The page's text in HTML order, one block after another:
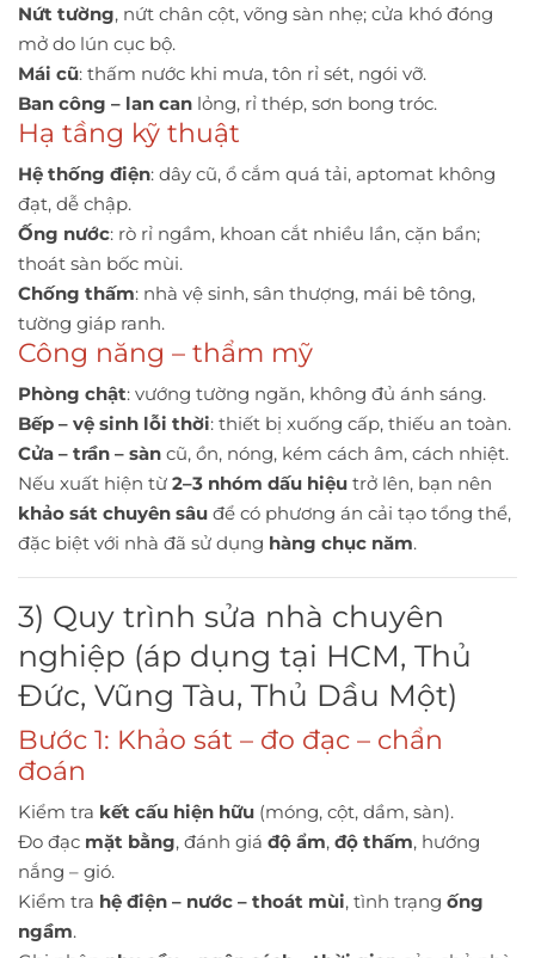
Nứt tường, nứt chân cột, võng sàn nhẹ; cửa khó đóng
mở do lún cục bộ.
Mái cũ: thấm nước khi mưa, tôn rỉ sét, ngói vỡ.
Ban công – lan can lỏng, rỉ thép, sơn bong tróc.
Hạ tầng kỹ thuật
Hệ thống điện: dây cũ, ổ cắm quá tải, aptomat không
đạt, dễ chập.
Ống nước: rò rỉ ngầm, khoan cắt nhiều lần, cặn bẩn;
thoát sàn bốc mùi.
Chống thấm: nhà vệ sinh, sân thượng, mái bê tông,
tường giáp ranh.
Công năng – thẩm mỹ
Phòng chật: vướng tường ngăn, không đủ ánh sáng.
Bếp – vệ sinh lỗi thời: thiết bị xuống cấp, thiếu an toàn.
Cửa – trần – sàn cũ, ồn, nóng, kém cách âm, cách nhiệt.
Nếu xuất hiện từ 2–3 nhóm dấu hiệu trở lên, bạn nên
khảo sát chuyên sâu để có phương án cải tạo tổng thể,
đặc biệt với nhà đã sử dụng hàng chục năm.
3) Quy trình sửa nhà chuyên
nghiệp (áp dụng tại HCM, Thủ
Đức, Vũng Tàu, Thủ Dầu Một)
Bước 1: Khảo sát – đo đạc – chẩn
đoán
Kiểm tra kết cấu hiện hữu (móng, cột, dầm, sàn).
Đo đạc mặt bằng, đánh giá độ ẩm, độ thấm, hướng
nắng – gió.
Kiểm tra hệ điện – nước – thoát mùi, tình trạng ống
ngầm.